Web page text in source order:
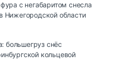
грузы
и ВЭД
с негабаритом снесла
Нижегородской области
большегруз снёс
кольцевой